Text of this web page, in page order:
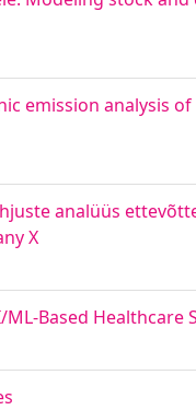
emission analysis
analüüs
X
Based Healthcare